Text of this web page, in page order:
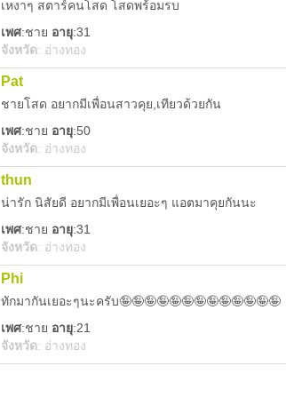
เหงาๆ สตาร์คนโสด โสดพร้อมรบ
เพศ:ชาย อายุ:31
จังหวัด: อ่างทอง
Pat
ชายโสด อยากมีเพื่อนสาวคุย,เทียวด้วยกัน
เพศ:ชาย อายุ:50
จังหวัด: อ่างทอง
thun
น่ารัก นิสัยดี อยากมีเพื่อนเยอะๆ แอตมาคุยกันนะ
เพศ:ชาย อายุ:31
จังหวัด: อ่างทอง
Phi
ทักมากันเยอะๆนะครับ🤪🤪🤪🤪🤪🤪🤪🤪🤪🤪🤪🤪🤪
เพศ:ชาย อายุ:21
จังหวัด: อ่างทอง